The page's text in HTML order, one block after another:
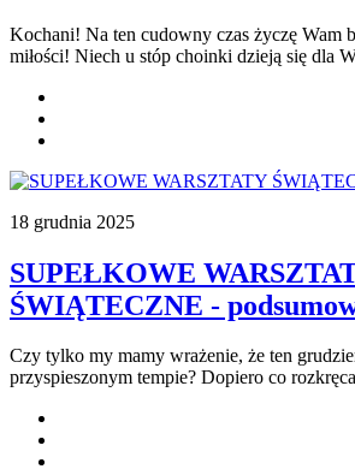
Kochani! Na ten cudowny czas życzę Wam
miłości! Niech u stóp choinki dzieją się dla
18 grudnia 2025
SUPEŁKOWE
ŚWIĄTECZNE -
Czy tylko my mamy wrażenie, że ten
przyspieszonym tempie? Dopiero co